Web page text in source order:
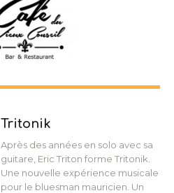
Tritonik
Après des années en solo avec sa
guitare, Eric Triton forme Tritonik.
Une nouvelle expérience musicale
pour le bluesman mauricien. Un